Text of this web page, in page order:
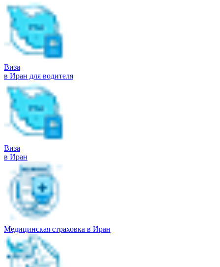
Виза
в Иран для водителя
Виза
в Иран
Медицинская страховка в Иран